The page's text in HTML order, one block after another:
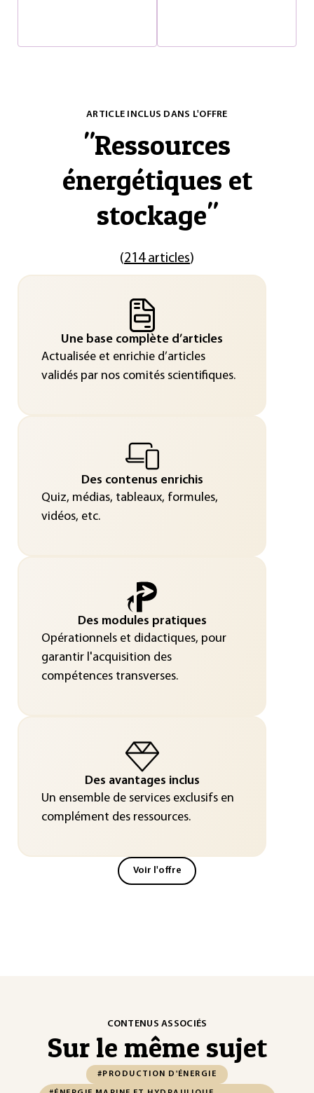
ARTICLE INCLUS DANS L'OFFRE
"Ressources
énergétiques et
stockage"
(214 articles)
Une base complète d’articles
Actualisée et enrichie d’articles
validés par nos comités scientifiques.
Des contenus enrichis
Quiz, médias, tableaux, formules,
vidéos, etc.
Des modules pratiques
Opérationnels et didactiques, pour
garantir l'acquisition des
compétences transverses.
Des avantages inclus
Un ensemble de services exclusifs en
complément des ressources.
Voir l'offre
CONTENUS ASSOCIÉS
Sur le même sujet
#PRODUCTION D'ÉNERGIE